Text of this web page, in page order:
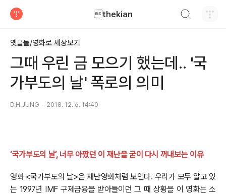
thekian
옛글들/영화로 세상보기
그때 우린 금 모으기 했는데.. '국
가부도의 날' 폭로의 의미
D.H.JUNG 2018. 12. 6. 14:40
‘국가부도의 날’, 너무 아팠던 이 재난을 굳이 다시 꺼내보는 이유
영화 <국가부도의 날>은 재난영화처럼 보인다. 우리가 모두 알고 있
는 1997년 IMF 구제금융을 받아들이던 그 때 상황을 이 영화는 소